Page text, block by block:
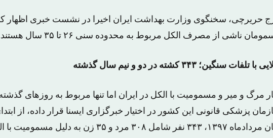
ناشی از مصرف الکل مربوط به محدوده سنی ۲۶ تا ۳۵ سال هستند.
با تلفات سنگین؛ ۳۴۳ کشته در دو و نیم سال گذشته
مرگ و میر و مسمومیت با الکل در ایران اما تنها مربوط به روزهای
پایان مردادماه ۱۳۹۷، ۳۴۳ نفر شامل ۳۰۸ مرد و